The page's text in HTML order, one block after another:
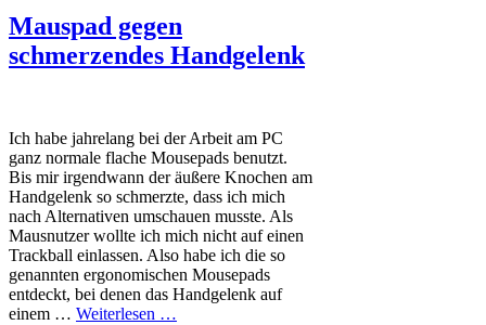
Mauspad gegen
schmerzendes Handgelenk
Ich habe jahrelang bei der Arbeit am PC
ganz normale flache Mousepads benutzt.
Bis mir irgendwann der äußere Knochen am
Handgelenk so schmerzte, dass ich mich
nach Alternativen umschauen musste. Als
Mausnutzer wollte ich mich nicht auf einen
Trackball einlassen. Also habe ich die so
genannten ergonomischen Mousepads
entdeckt, bei denen das Handgelenk auf
einem … Weiterlesen …